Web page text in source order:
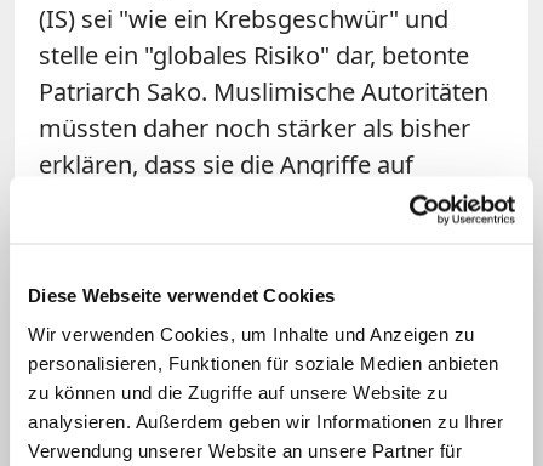
Diese Webseite verwendet Cookies
Wir verwenden Cookies, um Inhalte und Anzeigen zu
personalisieren, Funktionen für soziale Medien anbieten
zu können und die Zugriffe auf unsere Website zu
analysieren. Außerdem geben wir Informationen zu Ihrer
Verwendung unserer Website an unsere Partner für
(IS) sei "wie ein Krebsgeschwür" und
stelle ein "globales Risiko" dar, betonte
Patriarch Sako. Muslimische Autoritäten
müssten daher noch stärker als bisher
erklären, dass sie die Angriffe auf
Christen zutiefst verachteten. Sonst
Fundamentalismus weiter
Dernigerianische Bischof Oliver Dashe
Doeme sagte,derIS und die
nigerianische Terrorsekte Boko Haram
hätten das gemeinsame Ziel, "die ganze